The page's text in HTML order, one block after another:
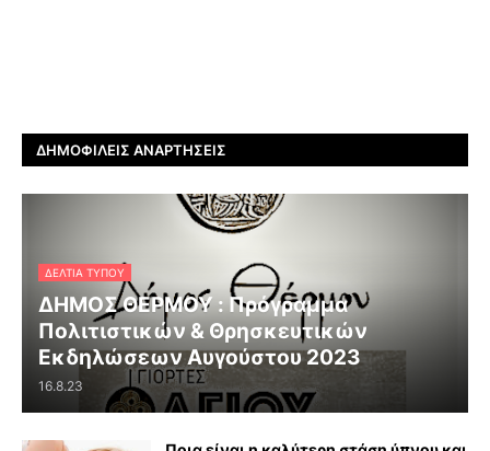
ΔΗΜΟΦΙΛΕΊΣ ΑΝΑΡΤΉΣΕΙΣ
ΔΕΛΤΊΑ ΤΎΠΟΥ
ΔΗΜΟΣ ΘΕΡΜΟΥ : Πρόγραμμα
Πολιτιστικών & Θρησκευτικών
Εκδηλώσεων Αυγούστου 2023
16.8.23